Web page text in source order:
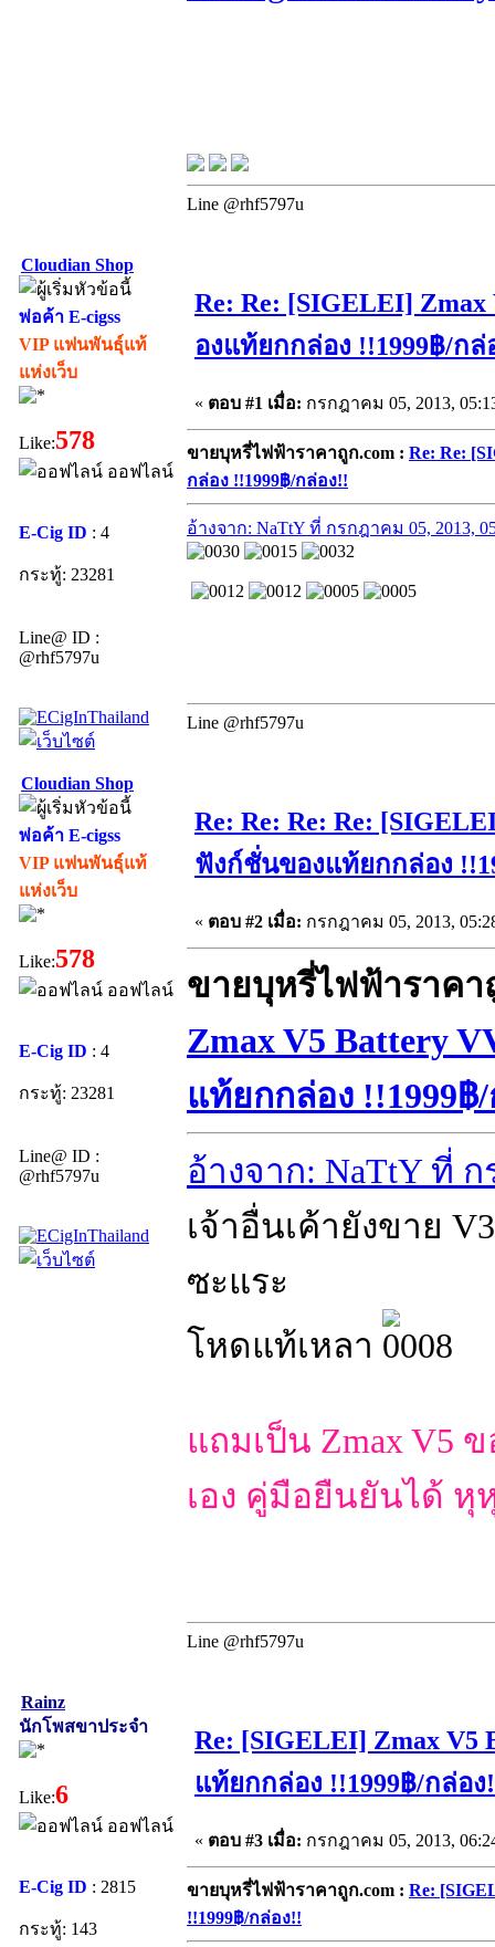
Line @rhf5797u
Cloudian Shop
พ่อค้า E-cigss
VIP แฟนพันธุ์แท้
แห่งเว็บ
Like:578
ออฟไลน์
E-Cig ID : 4
กระทู้: 23281
Line@ ID :
@rhf5797u
Re: Re: [SIGELEI]
องแท้ยกกล่อง !!1999฿/กล่
« ตอบ #1 เมื่อ: กรกฎาคม 05, 2013,
ขายบุหรี่ไฟฟ้าราคาถูก.com : Re: Re:
กล่อง !!1999฿/กล่อง!!
อ้างจาก: NaTtY ที่ กรกฎาคม 05, 2013,
Line @rhf5797u
Cloudian Shop
พ่อค้า E-cigss
VIP แฟนพันธุ์แท้
แห่งเว็บ
Like:578
ออฟไลน์
E-Cig ID : 4
กระทู้: 23281
Line@ ID :
@rhf5797u
Re: Re: Re: Re:
ฟังก์ชั่นของแท้ยกกล่อง
« ตอบ #2 เมื่อ: กรกฎาคม 05, 2013,
ขายบุหรี่ไฟฟ้าราคา
Zmax V5 Battery
แท้ยกกล่อง !!1999฿
อ้างจาก: NaTtY ที่ ก
เจ้าอื่นเค้ายังขาย
ซะแระ
โหดแท้เหลา
แถมเป็น Zmax V5
เอง คู่มือยืนยันได้ หุ
Line @rhf5797u
Rainz
นักโพสขาประจำ
Like:6
ออฟไลน์
E-Cig ID : 2815
กระทู้: 143
Re: [SIGELEI] Zmax
แท้ยกกล่อง !!1999฿/กล่อง
« ตอบ #3 เมื่อ: กรกฎาคม 05, 2013,
ขายบุหรี่ไฟฟ้าราคาถูก.com : Re:
!!1999฿/กล่อง!!